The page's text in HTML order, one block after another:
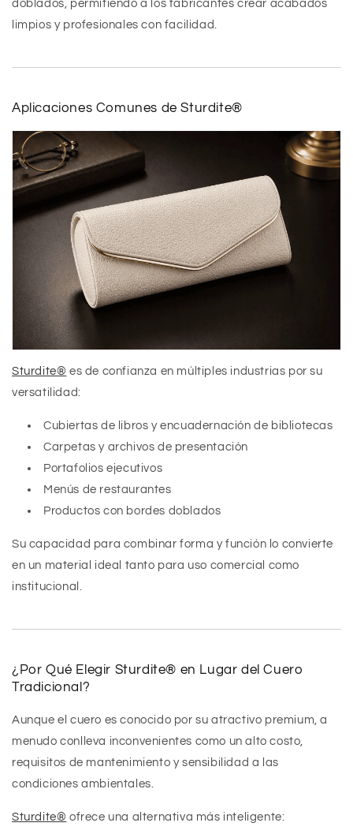
doblados, permitiendo a los fabricantes crear acabados
limpios y profesionales con facilidad.
Aplicaciones Comunes de Sturdite®
Sturdite® es de confianza en múltiples industrias por su
versatilidad:
Cubiertas de libros y encuadernación de bibliotecas
Carpetas y archivos de presentación
Portafolios ejecutivos
Menús de restaurantes
Productos con bordes doblados
Su capacidad para combinar forma y función lo convierte
en un material ideal tanto para uso comercial como
institucional.
¿Por Qué Elegir Sturdite® en Lugar del Cuero
Tradicional?
Aunque el cuero es conocido por su atractivo premium, a
menudo conlleva inconvenientes como un alto costo,
requisitos de mantenimiento y sensibilidad a las
condiciones ambientales.
Sturdite® ofrece una alternativa más inteligente: